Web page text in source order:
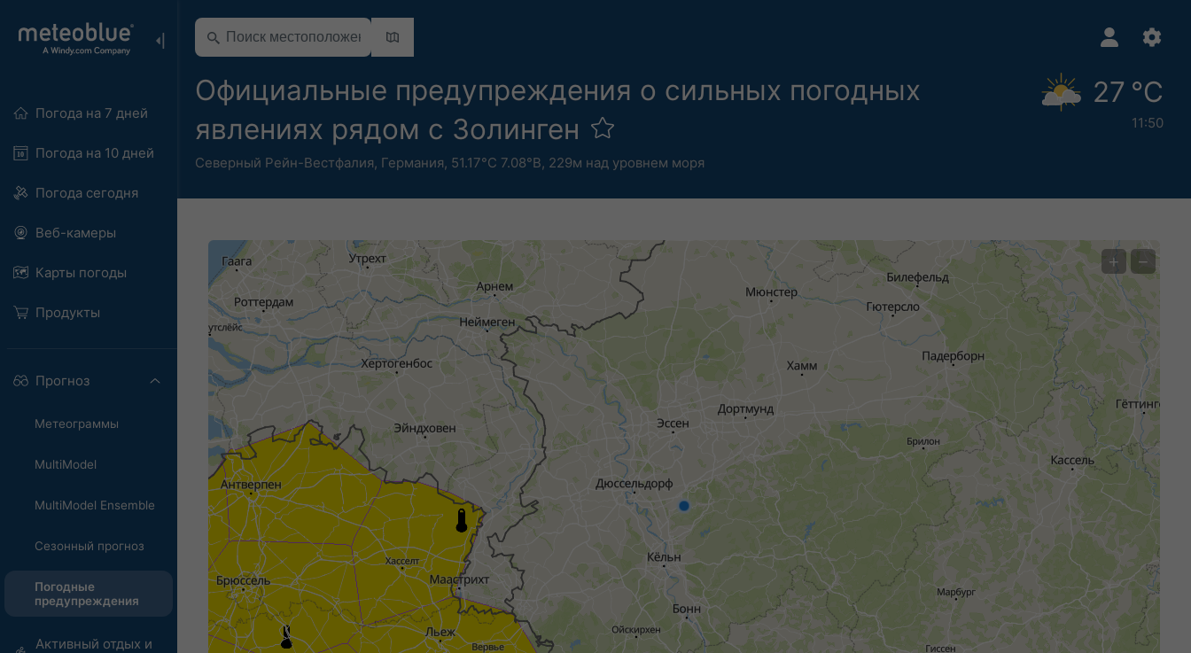
Погода на 7 дней
Погода на 10 дней
Погода сегодня
Веб-камеры
Карты погоды
Продукты
Прогноз
Метеограммы
MultiModel
MultiModel Ensemble
Сезонный прогноз
Погодные
предупреждения
Активный отдых и
Официальные предупреждения о сильных погодных
явлениях рядом с Золинген
Северный Рейн-Вестфалия, Германия, 51.17°С 7.08°В, 229м над уровнем моря
27 °C
11:50
+ −